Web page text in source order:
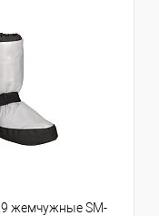
жемчужные SM-